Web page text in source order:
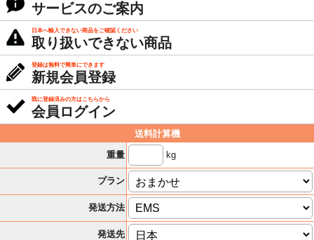
サービスのご案内
日本へ輸入できない商品をご確認ください
取り扱いできない商品
登録は無料で簡単にできます
新規会員登録
既に登録済みの方はこちらから
会員ログイン
送料計算機
重量
kg
プラン
発送方法
発送先